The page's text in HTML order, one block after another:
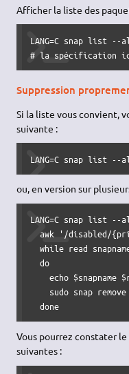
Afficher la liste des
LANG=C snap list
# la spécification
Suppression
Si la liste vous convient,
suivante :
LANG=C snap list
ou, en version sur
LANG=C snap list
awk '/disabled/
while read
  do
echo $snapname
sudo snap
  done
Vous pourrez constater le
suivantes :